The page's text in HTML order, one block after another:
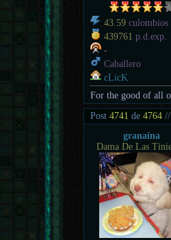
43.59 culombios
439761 p.d.exp.
-
Caballero
cLicK
For the good of all
Post4741 de4764
granaína
Dama De Las